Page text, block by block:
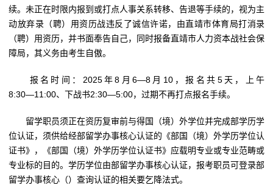
续。未正在时限内报到或打点人事关系转移、告退等手续的，视为主
动放弃录（聘）用资历战违反了诚信许诺，由直靖市体育局打消录
（聘）用资历，并书面奉告自己，同时报备直靖市人力资本战社会保
障局，其义务由考生自傲。
报名时间：2025年8月6―8月10，报名共5天，上午
8:30―11:00、下战书2:30―5:00，过期不再打点报名手续。
留学职员须正在资历复审前与得国（境）外学位并完成部学历学
位认证，须供给经部留学办事核心认证的《部国（境）外学历学位认
证书》，《部国（境）外学历学位认证书》应载明专业或专业范畴或
专业标的目的。学历学位由部留学办事核心认证，报考职员可登录部
留学办事核心（）查询认证的相关要乞降法式。